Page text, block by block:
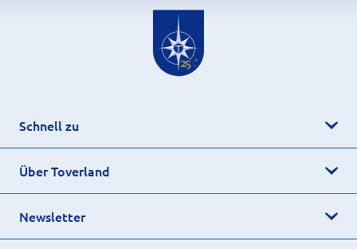
Schnell zu
Über Toverland
Newsletter